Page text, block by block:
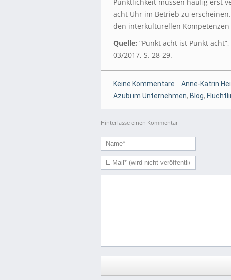
Pünktlichkeit müssen häufig erst
acht Uhr im Betrieb zu
den interkulturellen Kompetenzen
Quelle: “Punkt acht ist Punkt
03/2017, S. 28-29.
Keine Kommentare Anne-Katrin
Azubi im Unternehmen, Blog,
Hinterlasse einen Kommentar